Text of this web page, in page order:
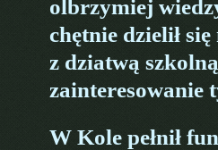
olbrzymiej
chętnie dzielił
z dziatwą
zainteresowanie
W Kole pełnił